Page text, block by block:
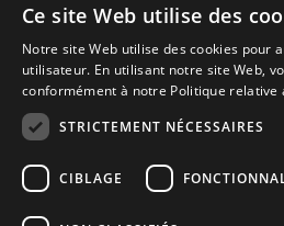
Abonnez-vous à notre bulletin
© Euro Immobilier Chalais
Ce site Web utilise des
Notre site Web utilise des cookies pour
utilisateur. En utilisant notre site Web,
conformément à notre Politique relative
STRICTEMENT NÉCESSAIRES
CIBLAGE